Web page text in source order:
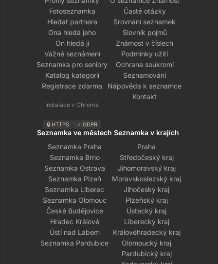
Fotoseznamka
Hledat partnera
Ona hledá jeho
On hledá ji
Vážné seznámení
Seznamka pro seniory
Katalog kategorií
Registrace zdarma
Instalace v Chrome
🔒 HTTPS ✓ GDPR
Časté otázky
Srovnání seznamek
Slovník pojmů
Známost v číslech
Podmínky užití
Ochrana soukromí
Seznamování
Nápověda k seznamce
Kontakt
Seznamka ve městech
Seznamka Praha
Seznamka Brno
Seznamka Ostrava
Seznamka Plzeň
Seznamka Liberec
Seznamka Olomouc
České Budějovice
Hradec Králové
Ústí nad Labem
Seznamka Pardubice
Seznamka v krajích
Praha
Středočeský kraj
Jihomoravský kraj
Moravskoslezský kraj
Jihočeský kraj
Plzeňský kraj
Ústecký kraj
Liberecký kraj
Královéhradecký kraj
Olomoucký kraj
Pardubický kraj